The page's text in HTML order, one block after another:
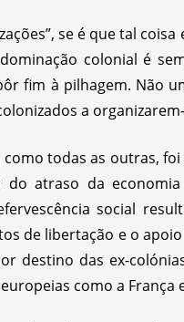
se é que tal
colonial é
fim à pilhagem. Não
a
como todas as outras,
atraso da
social
de libertação e o
destino das ex-
como a